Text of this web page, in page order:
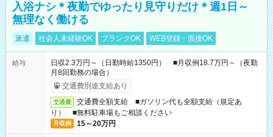
入浴ナシ＊夜勤でゆったり見守りだけ＊週1日～
無理なく働ける
派遣 社会人未経験OK ブランクOK WEB登録・面接OK
給与
日収2.3万円～（日勤時給1350円） ■月収例18.7万円～（夜勤
月8回勤務の場合）
交通費別途支給あり
交通費
交通費全額支給 ■ガソリン代も全額支給（規定あ
り） ■無料駐車場もご相談ください
月収例 15～20万円